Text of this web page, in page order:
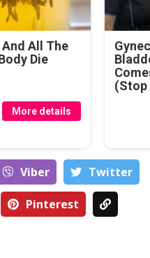
All The
Die
More details
(Stop
Viber Тwitter
Pinterest